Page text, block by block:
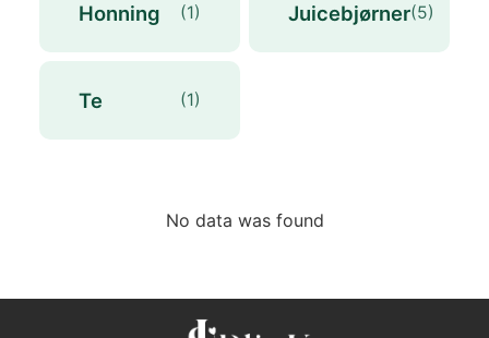
Honning (1) Juicebjørner(5)
Te (1)
No data was found